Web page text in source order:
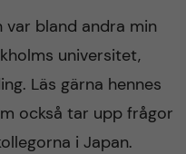
var bland andra min
universitet,
Läs gärna hennes
också tar upp frågor
i Japan.